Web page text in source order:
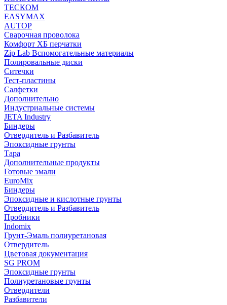
ТЕСКОМ
EASYMAX
AUTOP
Сварочная проволока
Комфорт ХБ перчатки
Zip Lab Вспомогательные материалы
Полировальные диски
Ситечки
Тест-пластины
Салфетки
Дополнительно
Индустриальные системы
JETA Industry
Биндеры
Отвердитель и Разбавитель
Эпоксидные грунты
Тара
Дополнительные продукты
Готовые эмали
EuroMix
Биндеры
Эпоксидные и кислотные грунты
Отвердитель и Разбавитель
Пробники
Indomix
Грунт-Эмаль полиуретановая
Отвердитель
Цветовая документация
SG PROM
Эпоксидные грунты
Полиуретановые грунты
Отвердители
Разбавители